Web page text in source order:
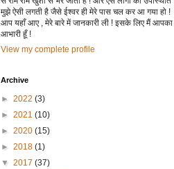
मुझे ऐसी लगती है जैसे ईश्वर ही मेरे पास चल कर आ गया हो !
आप यहाँ आए , मेरे बारे में जानकारी ली ! इसके लिए मैं आपका
आभारी हूँ !
View my complete profile
Archive
► 2022 (3)
► 2021 (10)
► 2020 (15)
► 2018 (1)
▼ 2017 (37)